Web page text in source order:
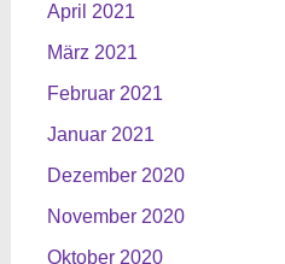
April 2021
März 2021
Februar 2021
Januar 2021
Dezember 2020
November 2020
Oktober 2020